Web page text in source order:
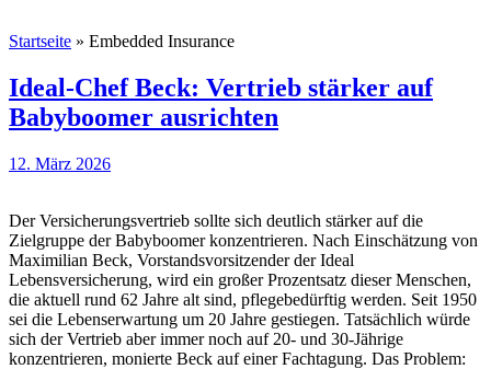
Startseite » Embedded Insurance
Ideal-Chef Beck: Vertrieb stärker auf
Babyboomer ausrichten
12. März 2026
Der Versicherungsvertrieb sollte sich deutlich stärker auf die
Zielgruppe der Babyboomer konzentrieren. Nach Einschätzung von
Maximilian Beck, Vorstandsvorsitzender der Ideal
Lebensversicherung, wird ein großer Prozentsatz dieser Menschen,
die aktuell rund 62 Jahre alt sind, pflegebedürftig werden. Seit 1950
sei die Lebenserwartung um 20 Jahre gestiegen. Tatsächlich würde
sich der Vertrieb aber immer noch auf 20- und 30-Jährige
konzentrieren, monierte Beck auf einer Fachtagung. Das Problem: